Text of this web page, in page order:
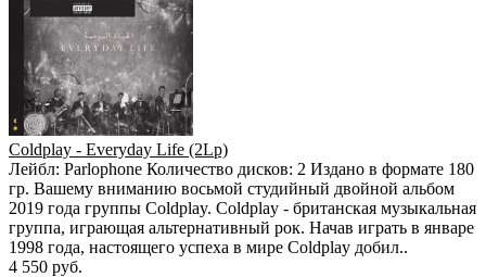
Coldplay - Everyday Life (2Lp)
Лейбл: Parlophone Количество дисков: 2 Издано в формате 180
гр. Вашему вниманию восьмой студийный двойной альбом
2019 года группы Coldplay. Coldplay - британская музыкальная
группа, играющая альтернативный рок. Начав играть в январе
1998 года, настоящего успеха в мире Coldplay добил..
4 550 руб.